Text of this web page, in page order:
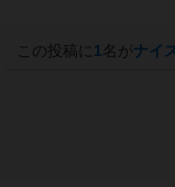
この投稿に 1 名がナイ